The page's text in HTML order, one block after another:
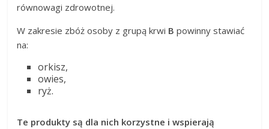
równowagi zdrowotnej.
W zakresie zbóż osoby z grupą krwi B powinny stawiać
na:
orkisz,
owies,
ryż.
Te produkty są dla nich korzystne i wspierają